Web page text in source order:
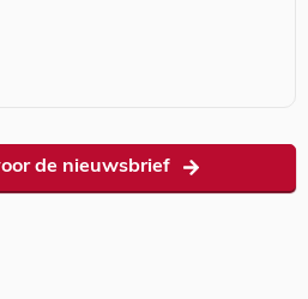
de nieuwsbrief